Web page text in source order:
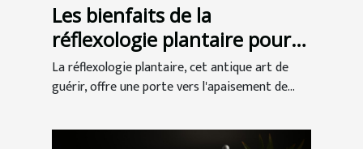
Les bienfaits de la
réflexologie plantaire pour
une détente profonde
La réflexologie plantaire, cet antique art de
guérir, offre une porte vers l'apaisement de...